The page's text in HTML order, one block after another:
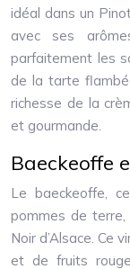
idéal dans un
avec ses
parfaitement les
de la tarte
richesse de la
et gourmande.
Baeckeoffe
Le baeckeoffe,
pommes de terre,
Noir d’Alsace. Ce
et de fruits